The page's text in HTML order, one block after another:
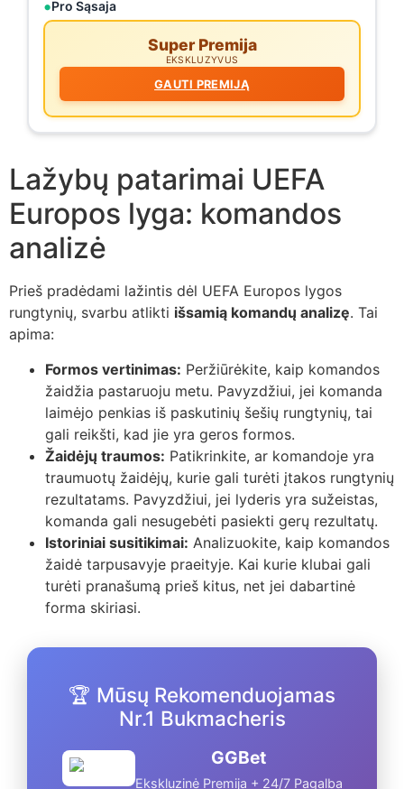
Pro Sąsaja
Super Premija
EKSKLUZYVUS
GAUTI PREMIJĄ
Lažybų patarimai UEFA
Europos lyga: komandos
analizė
Prieš pradėdami lažintis dėl UEFA Europos lygos
rungtynių, svarbu atlikti išsamią komandų analizę. Tai
apima:
Formos vertinimas: Peržiūrėkite, kaip komandos
žaidžia pastaruoju metu. Pavyzdžiui, jei komanda
laimėjo penkias iš paskutinių šešių rungtynių, tai
gali reikšti, kad jie yra geros formos.
Žaidėjų traumos: Patikrinkite, ar komandoje yra
traumuotų žaidėjų, kurie gali turėti įtakos rungtynių
rezultatams. Pavyzdžiui, jei lyderis yra sužeistas,
komanda gali nesugebėti pasiekti gerų rezultatų.
Istoriniai susitikimai: Analizuokite, kaip komandos
žaidė tarpusavyje praeityje. Kai kurie klubai gali
turėti pranašumą prieš kitus, net jei dabartinė
forma skiriasi.
🏆 Mūsų Rekomenduojamas
Nr.1 Bukmacheris
GGBet
Ekskluzinė Premija + 24/7 Pagalba